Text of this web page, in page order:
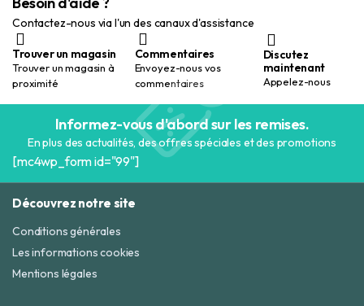
Contactez-nous via l'un des canaux d'assistance
Trouver un magasin
Trouver un magasin à
proximité
Commentaires
Envoyez-nous vos
commentaires
Discutez
maintenant
Appelez-nous
Informez-vous d'abord sur les remises.
En plus des actualités, des offres spéciales et des promotions
[mc4wp_form id="99"]
Découvrez notre site
Conditions générales
Les informations cookies
Mentions légales